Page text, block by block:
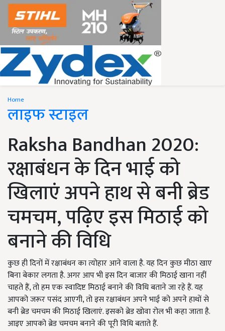
Home
लाइफ स्टाइल
Raksha Bandhan 2020:
रक्षाबंधन के दिन भाई को
खिलाएं अपने हाथ से बनी ब्रेड
चमचम, पढ़िए इस मिठाई को
बनाने की विधि
कुछ ही दिनों में रक्षाबंधन का त्योहार आने वाला है. यह दिन कुछ मीठा खाए
बिना बेकार लगता है. अगर आप भी इस दिन बाजार की मिठाई खाना नहीं
चाहते हैं, तो हम एक स्वादिष्ट मिठाई बनाने की विधि बताने जा रहे हैं. यह
आपको जरूर पसंद आएगी, तो इस रक्षाबंधन अपने भाई को अपने हाथों से
बनी ब्रेड चमचम की मिठाई खिलाएं. इसको ब्रेड खोवा रोल भी कहा जाता है.
आइए आपको ब्रेड चमचम बनाने की पूरी विधि बताते हैं.